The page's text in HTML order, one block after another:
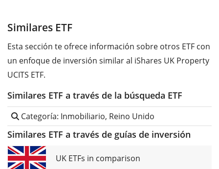
Similares ETF
Esta sección te ofrece información sobre otros ETF con
un enfoque de inversión similar al iShares UK Property
UCITS ETF.
Similares ETF a través de la búsqueda ETF
Categoría: Inmobiliario, Reino Unido
Similares ETF a través de guías de inversión
UK ETFs in comparison